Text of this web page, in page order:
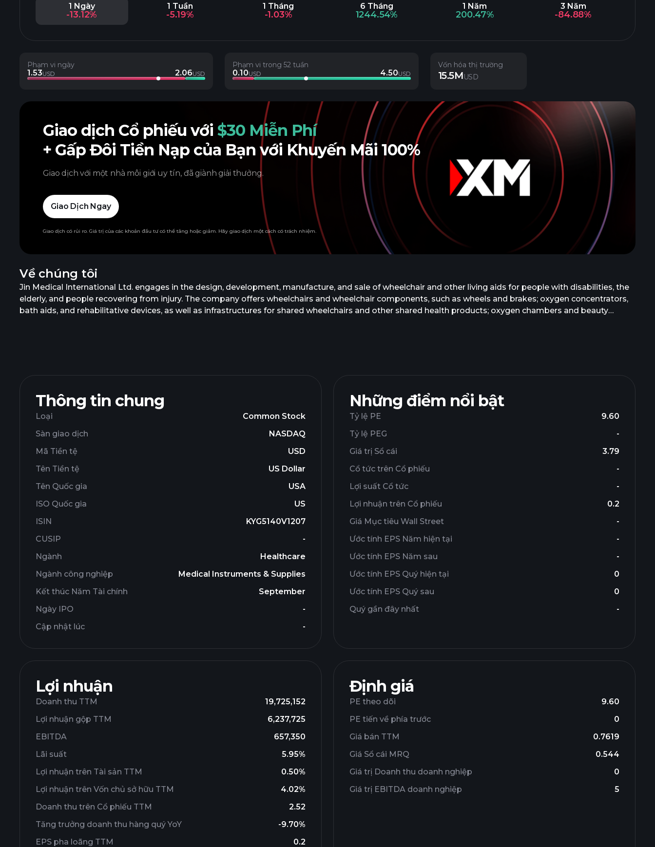
1 Ngày
-13.12%
1 Tuần
-5.19%
1 Tháng
-1.03%
6 Tháng
1244.54%
1 Năm
200.47%
3 Năm
-84.88%
Phạm vi ngày
1.53USD 2.06USD
Phạm vi trong 52 tuần
0.10USD 4.50USD
Vốn hóa thị trường
15.5MUSD
Về chúng tôi
Jin Medical International Ltd. engages in the design, development, manufacture, and sale of wheelchair and other living aids for people with disabilities, the
elderly, and people recovering from injury. The company offers wheelchairs and wheelchair components, such as wheels and brakes; oxygen concentrators,
bath aids, and rehabilitative devices, as well as infrastructures for shared wheelchairs and other shared health products; oxygen chambers and beauty
Thông tin chung
Loại
Common Stock
Sàn giao dịch
NASDAQ
Mã Tiền tệ
USD
Tên Tiền tệ
US Dollar
Tên Quốc gia
USA
ISO Quốc gia
US
ISIN
KYG5140V1207
CUSIP
-
Ngành
Healthcare
Ngành công nghiệp
Medical Instruments & Supplies
Kết thúc Năm Tài chính
September
Ngày IPO
-
Cập nhật lúc
-
Những điểm nổi bật
Tỷ lệ PE
9.60
Tỷ lệ PEG
-
Giá trị Sổ cái
3.79
Cổ tức trên Cổ phiếu
-
Lợi suất Cổ tức
-
Lợi nhuận trên Cổ phiếu
0.2
Giá Mục tiêu Wall Street
-
Ước tính EPS Năm hiện tại
-
Ước tính EPS Năm sau
-
Ước tính EPS Quý hiện tại
0
Ước tính EPS Quý sau
0
Quý gần đây nhất
-
Lợi nhuận
Doanh thu TTM
19,725,152
Lợi nhuận gộp TTM
6,237,725
EBITDA
657,350
Lãi suất
5.95%
Lợi nhuận trên Tài sản TTM
0.50%
Lợi nhuận trên Vốn chủ sở hữu TTM
4.02%
Doanh thu trên Cổ phiếu TTM
2.52
Tăng trưởng doanh thu hàng quý YoY
-9.70%
EPS pha loãng TTM
0.2
Định giá
PE theo dõi
9.60
PE tiến về phía trước
0
Giá bán TTM
0.7619
Giá Sổ cái MRQ
0.544
Giá trị Doanh thu doanh nghiệp
0
Giá trị EBITDA doanh nghiệp
5
Giao dịch Cổ phiếu với $30 Miễn Phí
+ Gấp Đôi Tiền Nạp của Bạn với Khuyến Mãi 100%
Giao dịch với một nhà môi giới uy tín, đã giành giải thưởng.
Giao Dịch Ngay
Giao dịch có rủi ro. Giá trị của các khoản đầu tư có thể tăng hoặc giảm. Hãy giao dịch một cách có trách nhiệm.